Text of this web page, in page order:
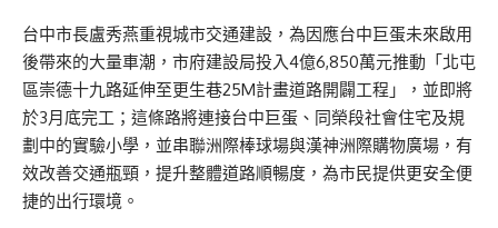
台中市長盧秀燕重視城市交通建設，為因應台中巨蛋未來啟用
後帶來的大量車潮，市府建設局投入4億6,850萬元推動「北屯
區崇德十九路延伸至更生巷25M計畫道路開闢工程」，並即將
於3月底完工；這條路將連接台中巨蛋、同榮段社會住宅及規
劃中的實驗小學，並串聯洲際棒球場與漢神洲際購物廣場，有
效改善交通瓶頸，提升整體道路順暢度，為市民提供更安全便
捷的出行環境。